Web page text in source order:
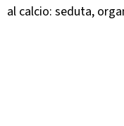
al calcio: seduta,